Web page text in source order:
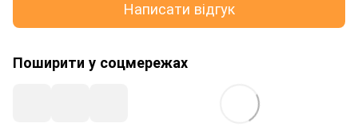
Написати відгук
Поширити у соцмережах